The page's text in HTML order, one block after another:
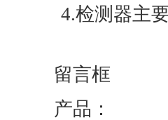
4.检测器主要
留言框
产品：